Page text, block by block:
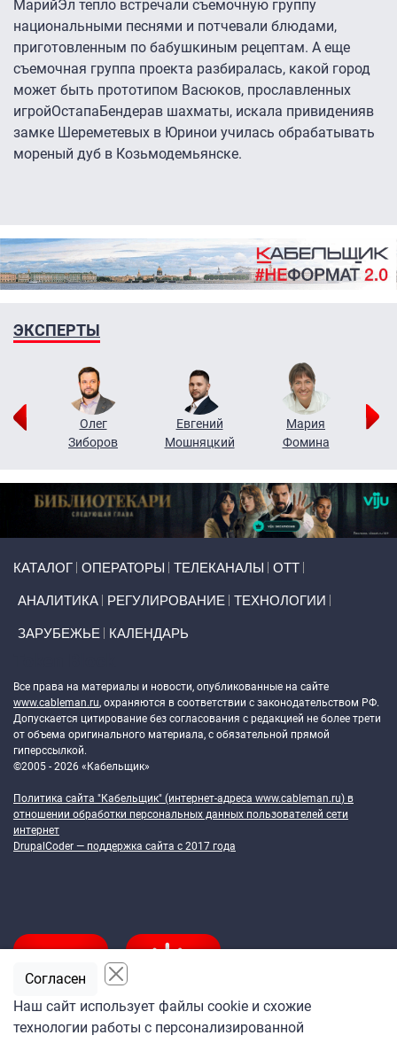
МарийЭл тепло встречали съемочную группу
национальными песнями и потчевали блюдами,
приготовленным по бабушкиным рецептам. А еще
съемочная группа проекта разбиралась, какой город
может быть прототипом Васюков, прославленных
игройОстапаБендерав шахматы, искала привиденияв
замке Шереметевых в Юринои училась обрабатывать
мореный дуб в Козьмодемьянске.
ЭКСПЕРТЫ
Олег
Зиборов
Евгений
Мошняцкий
Мария
Фомина
КАТАЛОГ ОПЕРАТОРЫ ТЕЛЕКАНАЛЫ ОТТ
АНАЛИТИКА РЕГУЛИРОВАНИЕ ТЕХНОЛОГИИ
ЗАРУБЕЖЬЕ КАЛЕНДАРЬ
Все права на материалы и новости, опубликованные на сайте
www.cableman.ru, охраняются в соответствии с законодательством РФ.
Допускается цитирование без согласования с редакцией не более трети
от объема оригинального материала, с обязательной прямой
гиперссылкой.
©2005 - 2026 «Кабельщик»
Политика сайта "Кабельщик" (интернет-адреса www.cableman.ru) в
отношении обработки персональных данных пользователей сети
интернет
DrupalCoder — поддержка сайта c 2017 года
Наш сайт использует файлы cookie и схожие
технологии работы с персонализированной
Согласен